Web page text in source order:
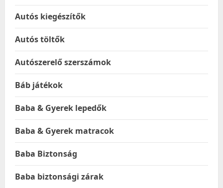
Autós kiegészítők
Autós töltők
Autószerelő szerszámok
Báb játékok
Baba & Gyerek lepedők
Baba & Gyerek matracok
Baba Biztonság
Baba biztonsági zárak